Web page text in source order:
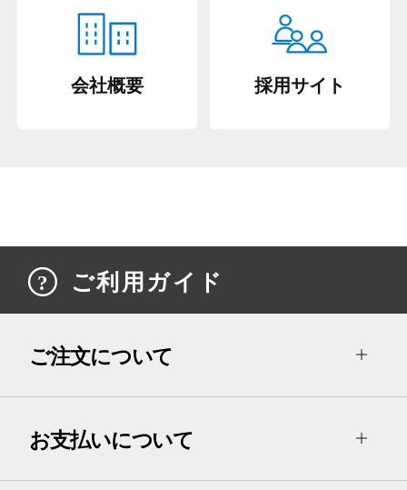
会社概要 採用サイト
ご利用ガイド
ご注文について
お支払いについて